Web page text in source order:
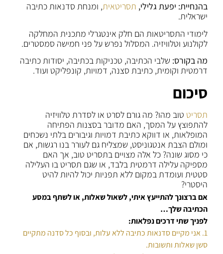
בהנחיית: יפעת גלילי, תסריטאית, ומנחת סדנאות כתיבה
ישראלית.
לימודי התסריטאות הם חלק אינטגרלי מתכנית המחלקה
לקולנוע וטלוויזיה. המסלול נפרש על פני חמישה סמסטרים.
מה בקורס: שלבי הכתיבה, טכניקות בכתיבה, יסודות כתיבה
דרמטית וקומית, כתיבת סצנה, דמויות, קונפליקט ועוד.
סיכום
תסריט טוב מהו? מה גורם לסרט או לסדרת טלוויזיה
להתפוצץ על המסך, האם מדובר בסצנות הפתיחה
המופלאות, או דווקא כתיבת דמויות וגיבורים בלתי נשכחים
ומולם הצבת אנטגוניסט, שמצליח גם לעורר בנו רגשות, אם
כי מסוג שונה? כל אלה מצויים בתסריט טוב, אך האם
מספיקה עלילה דרמטית בלבד, או שגם תסריט בו העלילה
סטטית ועומדת במקום ללא תפניות יכול להיות להיט
היסטרי?
אם ברצונך להתייעץ איתי, לשאול שאלות, או לשתף במסע
הכתיבה שלך…
לפניך שתי דרכים נפלאות:
1. אני מקיים סדנאות כתיבה ללא עלות, ובסוף כל סדנה מתקיים
סשן שאלות ותשובות.